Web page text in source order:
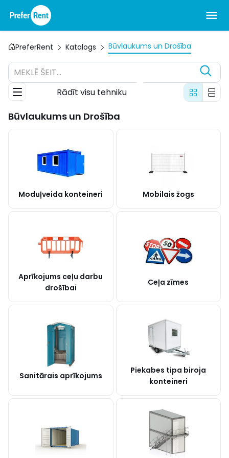
PreferRent Katalogs Būvlaukums un Drošība
MEKLĒ ŠEIT...
Rādīt visu tehniku
Būvlaukums un Drošība
Moduļveida konteineri Mobilais žogs
Aprīkojums ceļu darbu
drošībai
Ceļa zīmes
Sanitārais aprīkojums
Piekabes tipa biroja
konteineri